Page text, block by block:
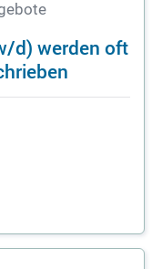
d) werden oft